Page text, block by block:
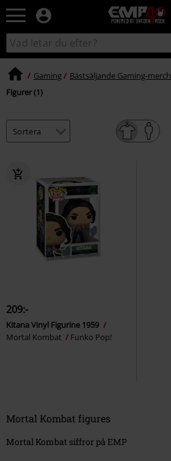
EMP
-
Musik,
TV
&
Mode
Sök
i
Gaming Bästsäljande Gaming-merch
Figurer (1)
209:-
Kitana Vinyl Figurine 1959
Mortal Kombat
Funko Pop!
Mortal Kombat figures
Mortal Kombat siffror på EMP